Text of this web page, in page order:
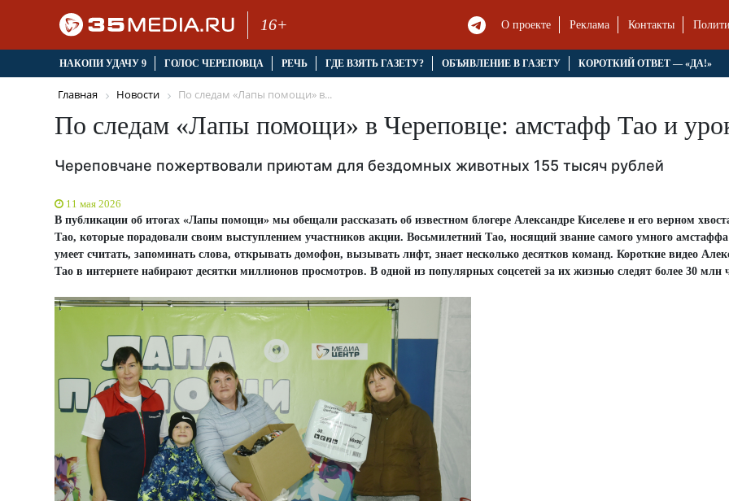
16+ О проекте Реклама Контакты
НАКОПИ УДАЧУ 9 ГОЛОС ЧЕРЕПОВЦА РЕЧЬ ГДЕ ВЗЯТЬ ГАЗЕТУ? ОБЪЯВЛЕНИЕ В ГАЗЕТУ КОРОТКИЙ ОТВЕТ — «ДА!»
Главная Новости По следам «Лапы помощи» в...
По следам «Лапы помощи» в Череповце: амстафф Тао и
Череповчане пожертвовали приютам для бездомных животных 155 тысяч рублей
11 мая 2026
В публикации об итогах «Лапы помощи» мы обещали рассказать об известном блогере Александре Киселеве и его верном
Тао, которые порадовали своим выступлением участников акции. Восьмилетний Тао, носящий звание самого умного амстаффа
умеет считать, запоминать слова, открывать домофон, вызывать лифт, знает несколько десятков команд. Короткие видео
Тао в интернете набирают десятки миллионов просмотров. В одной из популярных соцсетей за их жизнью следят более 30 млн